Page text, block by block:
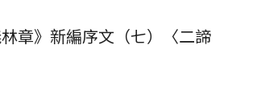
林章》新編序文（七）〈二諦